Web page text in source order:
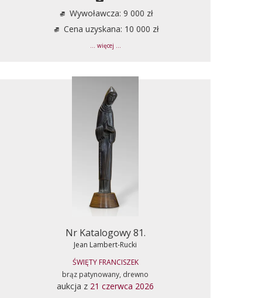
Wywoławcza: 9 000 zł
Cena uzyskana: 10 000 zł
... więcej ...
Nr Katalogowy 81.
Jean Lambert-Rucki
ŚWIĘTY FRANCISZEK
brąz patynowany, drewno
aukcja z 21 czerwca 2026